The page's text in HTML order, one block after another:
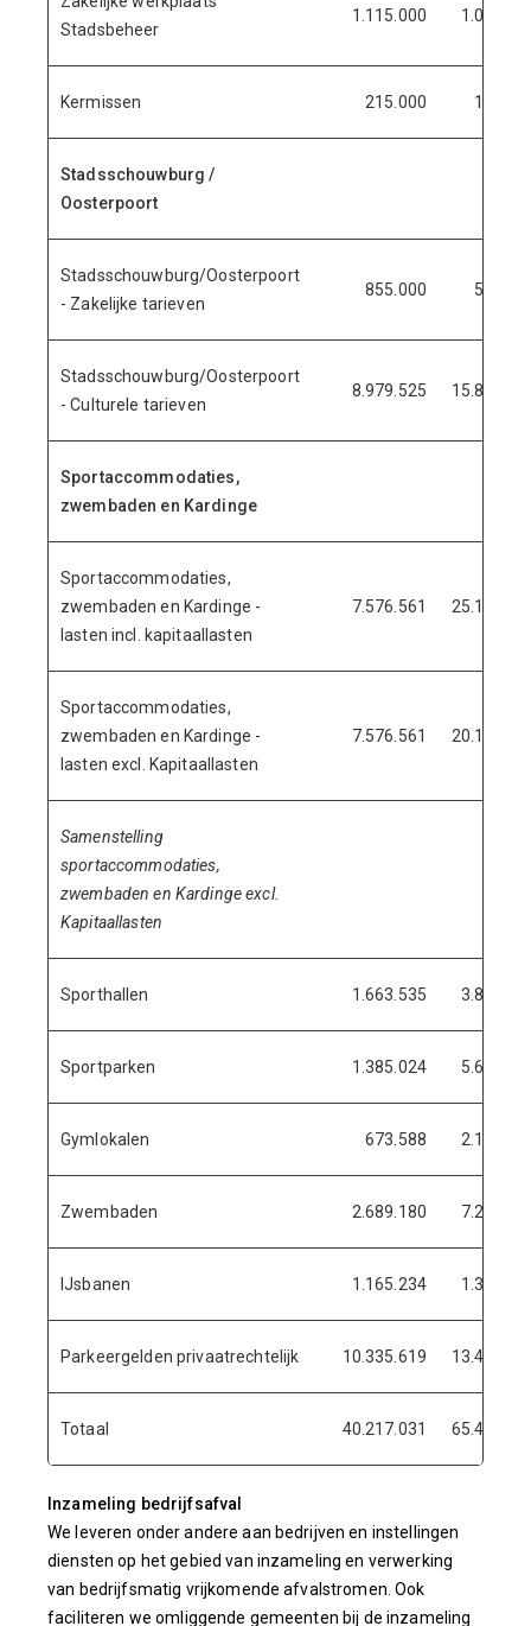
Stadsbeheer
1.115.000
Kermissen 215.000
Stadsschouwburg /
Oosterpoort
Stadsschouwburg/Oosterpoort
- Zakelijke tarieven
855.000
Stadsschouwburg/Oosterpoort
- Culturele tarieven
8.979.525
Sportaccommodaties,
zwembaden en Kardinge
Sportaccommodaties,
zwembaden en Kardinge -
lasten incl. kapitaallasten
7.576.561
Sportaccommodaties,
zwembaden en Kardinge -
lasten excl. Kapitaallasten
7.576.561
Samenstelling
sportaccommodaties,
zwembaden en Kardinge excl.
Kapitaallasten
Sporthallen 1.663.535
Sportparken 1.385.024
Gymlokalen 673.588
Zwembaden 2.689.180
IJsbanen 1.165.234
Parkeergelden privaatrechtelijk 10.335.619
Totaal 40.217.031
Inzameling bedrijfsafval
We leveren onder andere aan bedrijven en instellingen
diensten op het gebied van inzameling en verwerking
van bedrijfsmatig vrijkomende afvalstromen. Ook
faciliteren we omliggende gemeenten bij de inzameling